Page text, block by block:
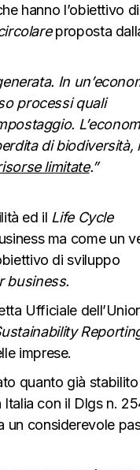
hanno l’obiettivo di
proposta
In
processi quali
di biodiversità, i
limitate.”
ed il Life Cycle
ma come un
di sviluppo
business.
Ufficiale
imprese.
quanto già stabilito
con il Dlgs n.
un considerevole